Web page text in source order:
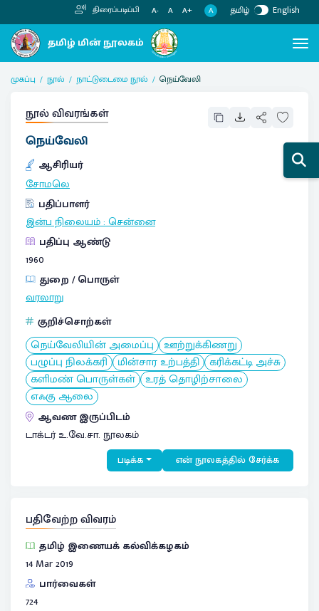
திரைப்படிப்பி A- A A+ A தமிழ் English
முகப்பு நூல் நாட்டுடைமை நூல் நெய்வேலி
நூல் விவரங்கள்
நெய்வேலி
ஆசிரியர்
சோமலெ
பதிப்பாளர்
இன்ப நிலையம்:சென்னை
பதிப்பு ஆண்டு
1960
துறை / பொருள்
வரலாறு
குறிச்சொற்கள்
நெய்வேலியின் அமைப்பு
ஊற்றுக்கிணறு
பழுப்பு நிலக்கரி
மின்சார உற்பத்தி கரிக்கட்டி அச்சு
களிமண் பொருள்கள் உரத் தொழிற்சாலை
எஃகு ஆலை
ஆவண இருப்பிடம்
டாக்டர் உ.வே.சா. நூலகம்
படிக்க என் நூலகத்தில் சேர்க்க
பதிவேற்ற விவரம்
தமிழ் இணையக் கல்விக்கழகம்
14 Mar 2019
பார்வைகள்
724